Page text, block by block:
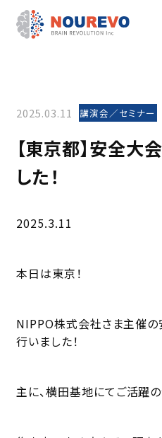
2025.03.11 講演会／セミナー
【東京都】安全大
した！
2025.3.11
本日は東京！
NIPPO株式会社さま主催の
行いました！
主に、横田基地にてご活躍の